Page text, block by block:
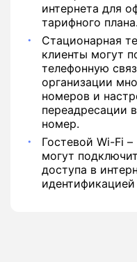
интернета для
тарифного плана.
Стационарная
клиенты могут
телефонную
организации
номеров и
переадресации
номер.
Гостевой Wi-Fi
могут
доступа в
идентификацией